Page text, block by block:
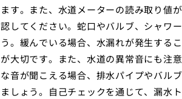
ます。また、水道メーターの読み取り値
認してください。蛇口やバルブ、シャワ
う。緩んでいる場合、水漏れが発生する
が大切です。また、水道の異常音にも注
な音が聞こえる場合、排水パイプやバル
ましょう。自己チェックを通じて、漏水